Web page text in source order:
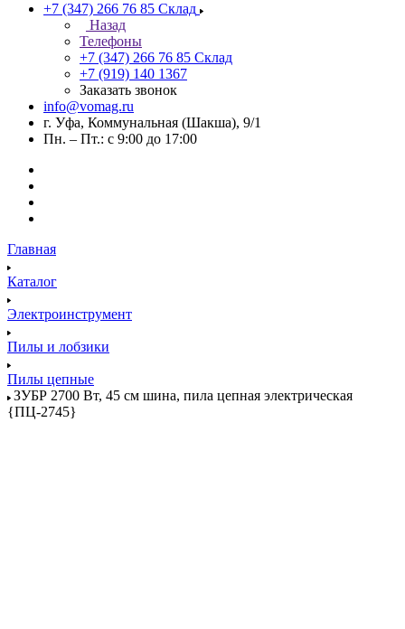
+7 (347) 266 76 85 Склад
Назад
Телефоны
+7 (347) 266 76 85 Склад
+7 (919) 140 1367
Заказать звонок
info@vomag.ru
г. Уфа, Коммунальная (Шакша), 9/1
Пн. – Пт.: с 9:00 до 17:00
Главная
Каталог
Электроинструмент
Пилы и лобзики
Пилы цепные
ЗУБР 2700 Вт, 45 см шина, пила цепная электрическая
{ПЦ-2745}